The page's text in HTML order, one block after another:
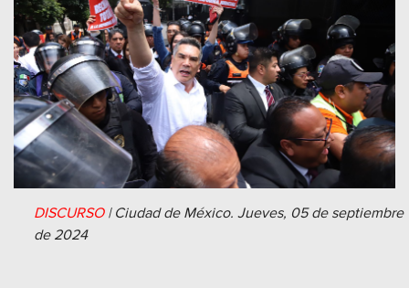
DISCURSO| Ciudad de México. Jueves, 05 de septiembre
de 2024